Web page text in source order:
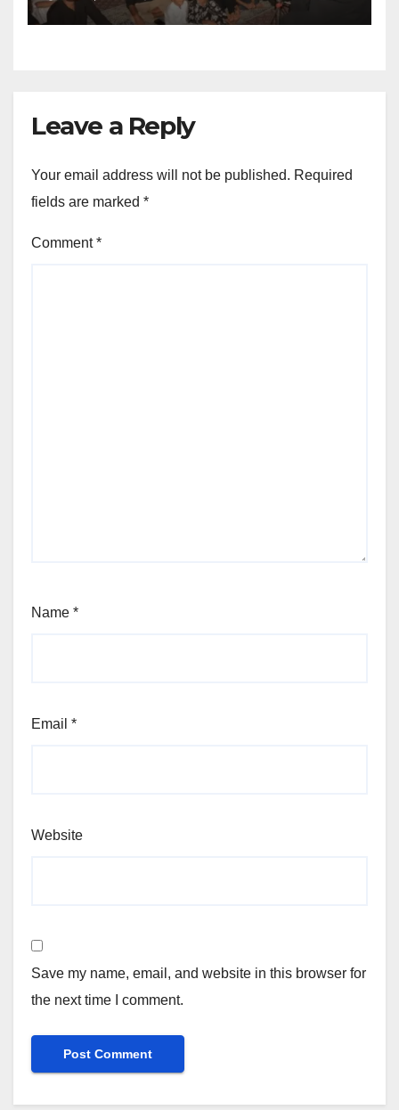
Leave a Reply
Your email address will not be published. Required
fields are marked *
Comment*
Name *
Email *
Website
Save my name, email, and website in this browser for
the next time I comment.